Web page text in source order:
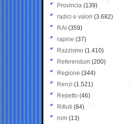
Provincia (139)
radici e valori (3.682)
RAI (359)
rapine (37)
Razzismo (1.410)
Referendum (200)
Regione (344)
Renzi (1.521)
Repetto (46)
Rifiuti (84)
rom (13)